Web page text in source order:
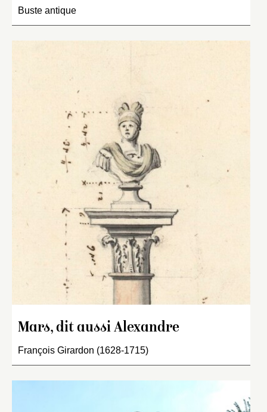
Buste antique
Mars, dit aussi Alexandre
François Girardon (1628-1715)